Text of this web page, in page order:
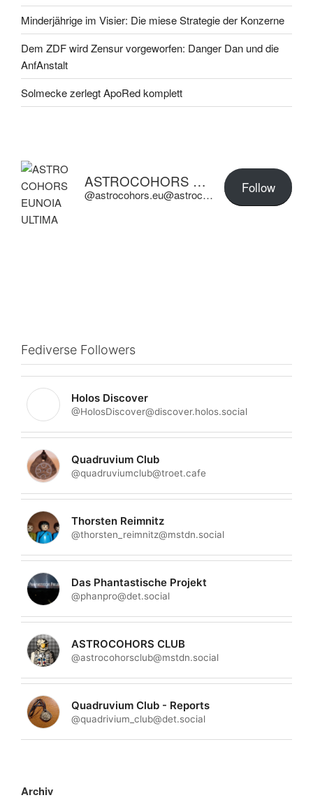
Minderjährige im Visier: Die miese Strategie der Konzerne
Dem ZDF wird Zensur vorgeworfen: Danger Dan und die
AnfAnstalt
Solmecke zerlegt ApoRed komplett
ASTROCOHORS EUNOIA ULTIMA
@astrocohors.eu@astrocohors.eu Follow
Fediverse Followers
Holos Discover
@HolosDiscover@discover.holos.social
Quadruvium Club
@quadruviumclub@troet.cafe
Thorsten Reimnitz
@thorsten_reimnitz@mstdn.social
Das Phantastische Projekt
@phanpro@det.social
ASTROCOHORS CLUB
@astrocohorsclub@mstdn.social
Quadruvium Club - Reports
@quadrivium_club@det.social
Archiv